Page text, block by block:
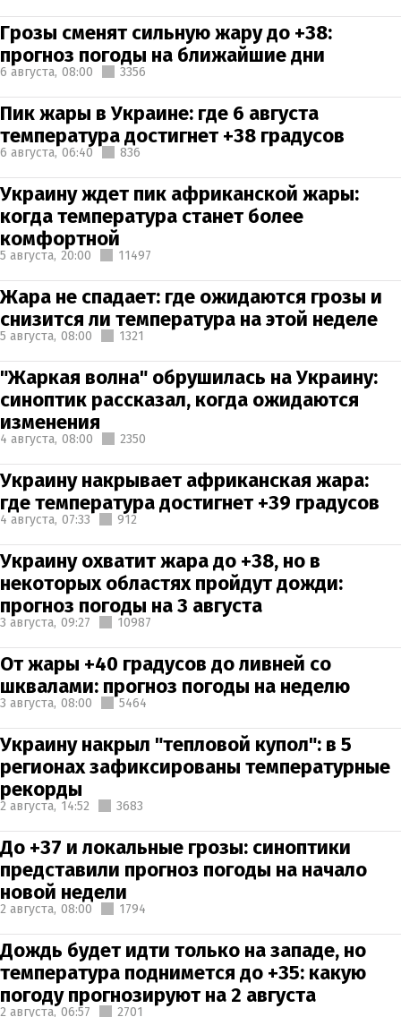
Грозы сменят сильную жару до +38:
прогноз погоды на ближайшие дни
6 августа, 08:00 3356
Пик жары в Украине: где 6 августа
температура достигнет +38 градусов
6 августа, 06:40 836
Украину ждет пик африканской жары:
когда температура станет более
комфортной
5 августа, 20:00 11497
Жара не спадает: где ожидаются грозы и
снизится ли температура на этой неделе
5 августа, 08:00 1321
"Жаркая волна" обрушилась на Украину:
синоптик рассказал, когда ожидаются
изменения
4 августа, 08:00 2350
Украину накрывает африканская жара:
где температура достигнет +39 градусов
4 августа, 07:33 912
Украину охватит жара до +38, но в
некоторых областях пройдут дожди:
прогноз погоды на 3 августа
3 августа, 09:27 10987
От жары +40 градусов до ливней со
шквалами: прогноз погоды на неделю
3 августа, 08:00 5464
Украину накрыл "тепловой купол": в 5
регионах зафиксированы температурные
рекорды
2 августа, 14:52 3683
До +37 и локальные грозы: синоптики
представили прогноз погоды на начало
новой недели
2 августа, 08:00 1794
Дождь будет идти только на западе, но
температура поднимется до +35: какую
погоду прогнозируют на 2 августа
2 августа, 06:57 2701